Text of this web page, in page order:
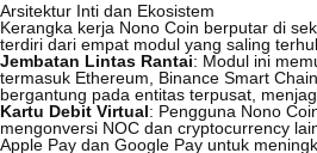
Arsitektur Inti dan Ekosistem
Kerangka kerja Nono Coin berputar di
terdiri dari empat modul yang saling
Jembatan Lintas Rantai: Modul ini
termasuk Ethereum, Binance Smart
bergantung pada entitas terpusat,
Kartu Debit Virtual: Pengguna Nono
mengonversi NOC dan cryptocurrency
Apple Pay dan Google Pay untuk